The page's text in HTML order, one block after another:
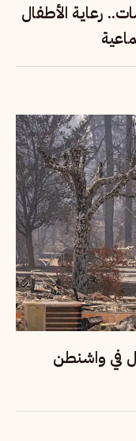
رعاية الأطفال
تدمر نحو 700 منزل في واشنطن